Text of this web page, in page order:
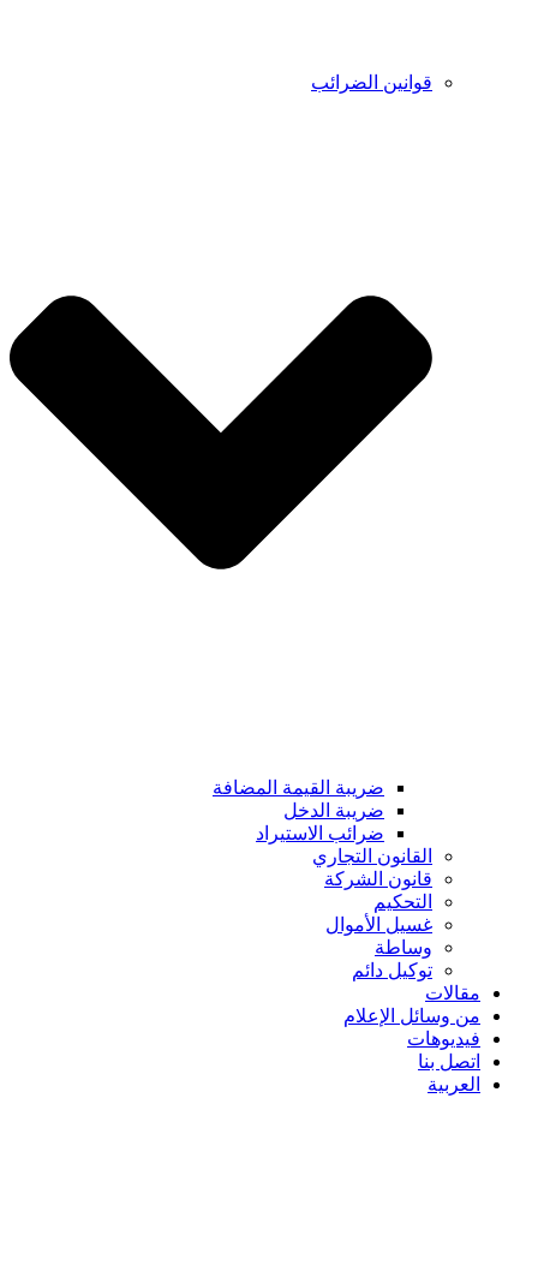
قوانين الضرائب
ضريبة القيمة المضافة
ضريبة الدخل
ضرائب الاستيراد
القانون التجاري
قانون الشركة
التحكيم
غسيل الأموال
وساطة
توكيل دائم
مقالات
من وسائل الإعلام
فيديوهات
اتصل بنا
العربية